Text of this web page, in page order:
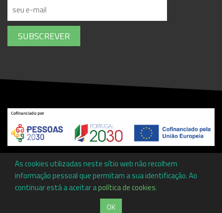
As cookies utilizadas neste sítio web não recolhem
informação pessoal que permitam a sua identificação. Ao
continuar está a aceitar apolítica de cookies.
OK
SUBSCREVER
Copyright ©Associação Promotora de Ensino Profissional da
Cova da Beira
byCommunities